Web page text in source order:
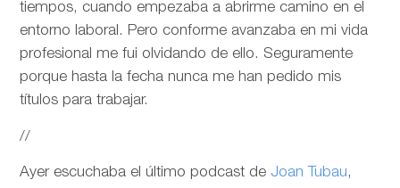
tiempos, cuando empezaba a abrirme camino en el
entorno laboral. Pero conforme avanzaba en mi vida
profesional me fui olvidando de ello. Seguramente
porque hasta la fecha nunca me han pedido mis
títulos para trabajar.
//
Ayer escuchaba el último podcast de Joan Tubau,